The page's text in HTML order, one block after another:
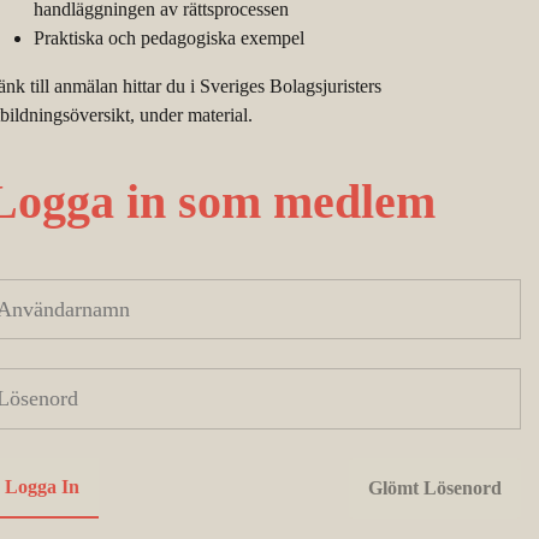
handläggningen av rättsprocessen
Praktiska och pedagogiska exempel
till anmälan hittar du i Sveriges Bolagsjuristers
under material.
in som medlem